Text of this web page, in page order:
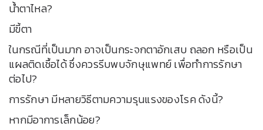
น้ำตาไหล?
มีขี้ตา
ในกรณีที่เป็นมาก อาจเป็นกระจกตาอักเสบ ถลอก หรือเป็น
แผลติดเชื้อได้ ซึ่งควรรีบพบจักษุแพทย์ เพื่อทำการรักษา
ต่อไป?
การรักษา มีหลายวิธีตามความรุนแรงของโรค ดังนี้?
หากมีอาการเล็กน้อย?